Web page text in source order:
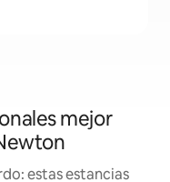
mejor
estas estancias